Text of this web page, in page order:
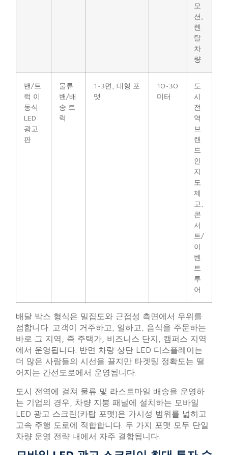
모
션,
렌
탈
차
량
밴/트
럭 이
동식
LED
광고
판
물류
밴/배
송 트
럭
1~3면, 대형 포
맷
10~30
미터
도
시
전
역
브
랜
드
인
지
도
제
고,
콘
서
트/
이
벤
트
투
어
배달 박스 형식은 밀집도와 근접성 측면에서 우위를
점합니다. 고객이 거주하고, 일하고, 음식을 주문하는
바로 그 지역, 즉 주택가, 비즈니스 단지, 캠퍼스 지역
에서 운영됩니다. 반면 차량 상단 LED 디스플레이는
더 많은 사람들의 시선을 끌지만 타겟팅 정확도는 떨
어지는 간선도로에서 운영됩니다.
도시 전역에 걸쳐 물류 및 라스트마일 배송을 운영하
는 기업의 경우, 차량 지붕 패널에 설치하는 모바일
LED 광고 스크린(카탑 포맷)은 가시성 범위를 넓히고
고속 주행 도로에 적합합니다. 두 가지 포맷 모두 단일
차량 운영 전략 내에서 자주 결합됩니다.